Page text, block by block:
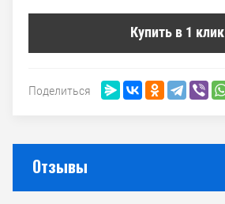
Купить в 1 клик
Поделиться
Отзывы